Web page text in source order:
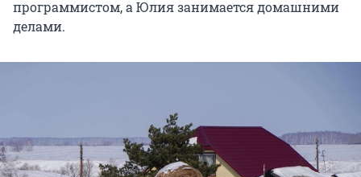
программистом, а Юлия занимается домашними
делами.